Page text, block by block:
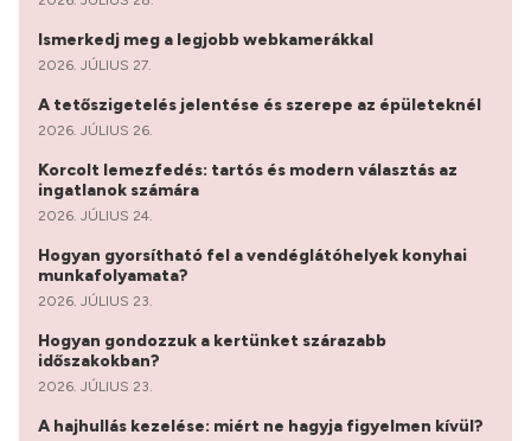
Ismerkedj meg a legjobb webkamerákkal
2026. JÚLIUS 27.
A tetőszigetelés jelentése és szerepe az épületeknél
2026. JÚLIUS 26.
Korcolt lemezfedés: tartós és modern választás az
ingatlanok számára
2026. JÚLIUS 24.
Hogyan gyorsítható fel a vendéglátóhelyek konyhai
munkafolyamata?
2026. JÚLIUS 23.
Hogyan gondozzuk a kertünket szárazabb
időszakokban?
2026. JÚLIUS 23.
A hajhullás kezelése: miért ne hagyja figyelmen kívül?